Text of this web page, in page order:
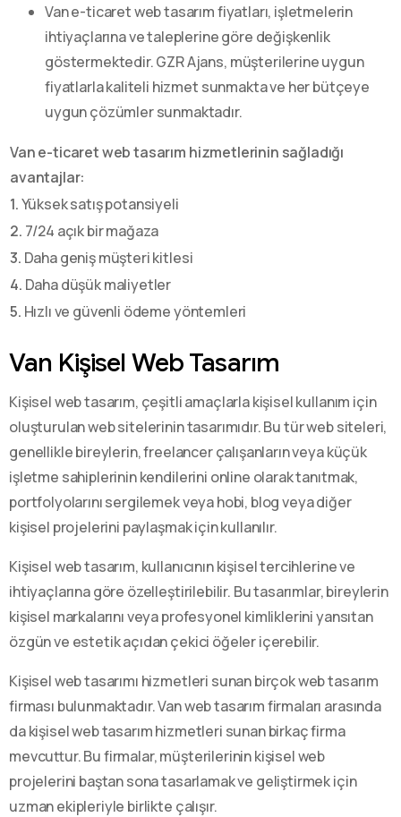
Van e-ticaret web tasarım fiyatları, işletmelerin
ihtiyaçlarına ve taleplerine göre değişkenlik
göstermektedir. GZR Ajans, müşterilerine uygun
fiyatlarla kaliteli hizmet sunmakta ve her bütçeye
uygun çözümler sunmaktadır.
Van e-ticaret web tasarım hizmetlerinin sağladığı
avantajlar:
1.Yüksek satış potansiyeli
2. 7/24 açık bir mağaza
3. Daha geniş müşteri kitlesi
4. Daha düşük maliyetler
5. Hızlı ve güvenli ödeme yöntemleri
Van Kişisel Web Tasarım
Kişisel web tasarım, çeşitli amaçlarla kişisel kullanım için
oluşturulan web sitelerinin tasarımıdır. Bu tür web siteleri,
genellikle bireylerin, freelancer çalışanların veya küçük
işletme sahiplerinin kendilerini online olarak tanıtmak,
portfolyolarını sergilemek veya hobi, blog veya diğer
kişisel projelerini paylaşmak için kullanılır.
Kişisel web tasarım, kullanıcının kişisel tercihlerine ve
ihtiyaçlarına göre özelleştirilebilir. Bu tasarımlar, bireylerin
kişisel markalarını veya profesyonel kimliklerini yansıtan
özgün ve estetik açıdan çekici öğeler içerebilir.
Kişisel web tasarımı hizmetleri sunan birçok web tasarım
firması bulunmaktadır. Van web tasarım firmaları arasında
da kişisel web tasarım hizmetleri sunan birkaç firma
mevcuttur. Bu firmalar, müşterilerinin kişisel web
projelerini baştan sona tasarlamak ve geliştirmek için
uzman ekipleriyle birlikte çalışır.